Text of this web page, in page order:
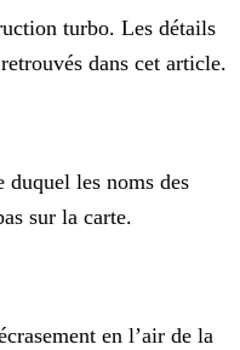
turbo. Les détails
dans cet article.
duquel les noms des
sur la carte.
en l’air de la